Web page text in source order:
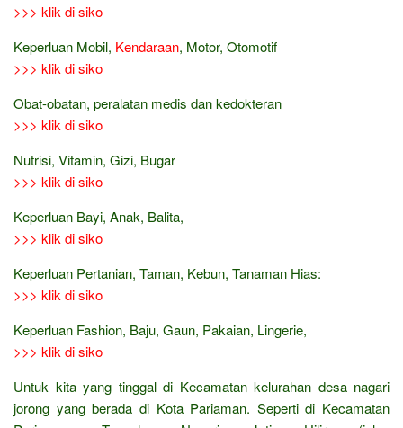
>>> klik di siko
Keperluan Mobil, Kendaraan, Motor, Otomotif
>>> klik di siko
Obat-obatan, peralatan medis dan kedokteran
>>> klik di siko
Nutrisi, Vitamin, Gizi, Bugar
>>> klik di siko
Keperluan Bayi, Anak, Balita,
>>> klik di siko
Keperluan Pertanian, Taman, Kebun, Tanaman Hias:
>>> klik di siko
Keperluan Fashion, Baju, Gaun, Pakaian, Lingerie,
>>> klik di siko
Untuk kita yang tinggal di Kecamatan kelurahan desa nagari
jorong yang berada di Kota Pariaman. Seperti di Kecamatan